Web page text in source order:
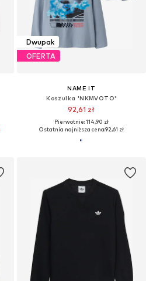
Dwupak
OFERTA
NAME IT
Koszulka 'NKMVOTO'
92,61 zł
Pierwotnie: 114,90 zł
Ostatnia najniższa cena:92,61 zł